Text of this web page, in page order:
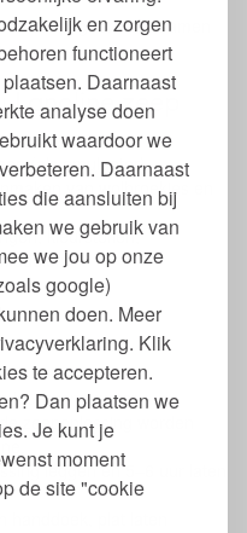
en zorgen
functioneert
Daarnaast
analyse doen
waardoor we
Daarnaast
die aansluiten bij
we gebruik van
we jou op onze
google)
doen. Meer
Klik
te accepteren.
Dan plaatsen we
Je kunt je
moment
de site "cookie
zeep gebruiken samen
Lanoline zeep
(als emulgator)
van wolbroekjes en
kleurstoffen,
lauwwarm water.
zeepoplossing worden
leggen en 5–6 uur laten
plat laten